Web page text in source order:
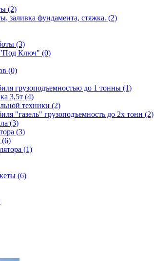
(2)
заливка фундамента, стяжка. (2)
(3)
"Под Ключ" (0)
(0)
грузоподъемностью до 1 тонны (1)
3,5т (4)
техники (2)
"газель" грузоподъемность до 2х тонн (2)
(3)
(3)
(6)
(1)
(6)